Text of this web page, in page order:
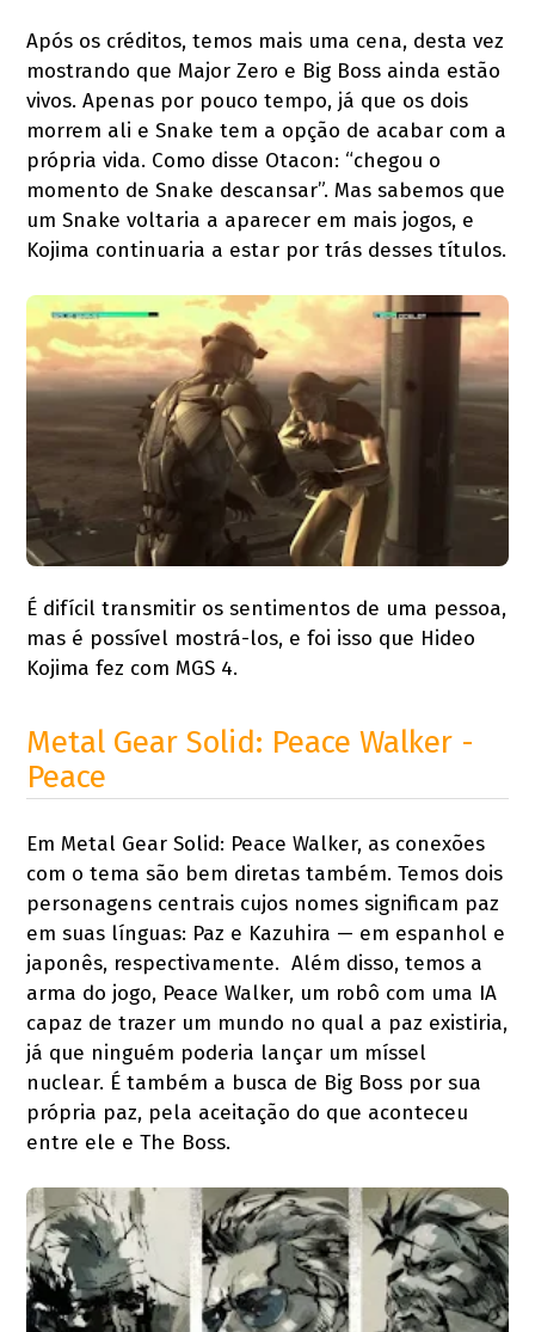
Após os créditos, temos mais uma cena, desta vez
mostrando que Major Zero e Big Boss ainda estão
vivos. Apenas por pouco tempo, já que os dois
morrem ali e Snake tem a opção de acabar com a
própria vida. Como disse Otacon: “chegou o
momento de Snake descansar”. Mas sabemos que
um Snake voltaria a aparecer em mais jogos, e
Kojima continuaria a estar por trás desses títulos.
É difícil transmitir os sentimentos de uma pessoa,
mas é possível mostrá-los, e foi isso que Hideo
Kojima fez com MGS 4.
Metal Gear Solid: Peace Walker -
Peace
Em Metal Gear Solid: Peace Walker, as conexões
com o tema são bem diretas também. Temos dois
personagens centrais cujos nomes significam paz
em suas línguas: Paz e Kazuhira — em espanhol e
japonês, respectivamente. Além disso, temos a
arma do jogo, Peace Walker, um robô com uma IA
capaz de trazer um mundo no qual a paz existiria,
já que ninguém poderia lançar um míssel
nuclear. É também a busca de Big Boss por sua
própria paz, pela aceitação do que aconteceu
entre ele e The Boss.